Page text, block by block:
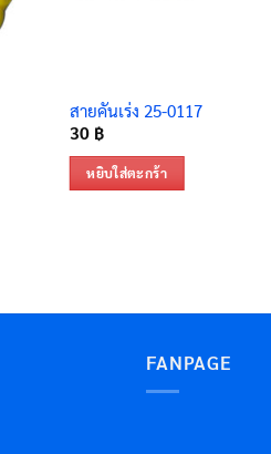
สายคันเร่ง 25-0117
30 ฿
หยิบใส่ตะกร้า
FANPAGE